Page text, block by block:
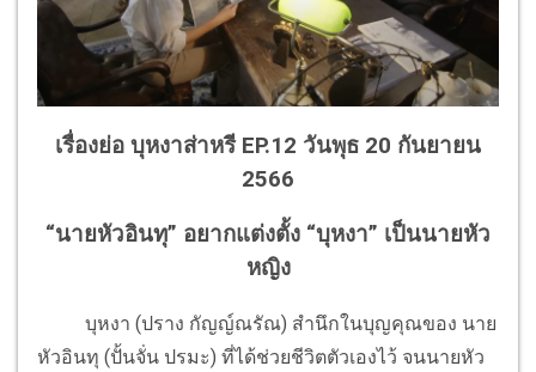
เรื่องย่อ บุหงาส่าหรี EP.12 วันพุธ 20 กันยายน
2566
“นายหัวอินทุ” อยากแต่งตั้ง “บุหงา” เป็นนายหัว
หญิง
บุหงา (ปราง กัญญ์ณรัณ) สำนึกในบุญคุณของ นาย
หัวอินทุ (ปั้นจั่น ปรมะ) ที่ได้ช่วยชีวิตตัวเองไว้ จนนายหัว